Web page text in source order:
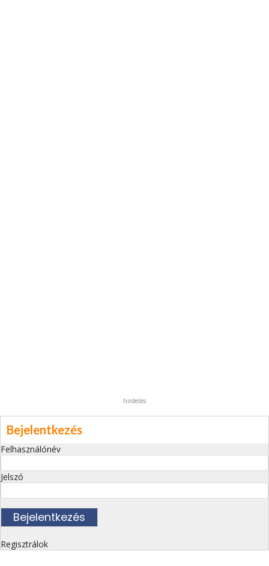
hirdetés
Bejelentkezés
Felhasználónév
Jelszó
Regisztrálok